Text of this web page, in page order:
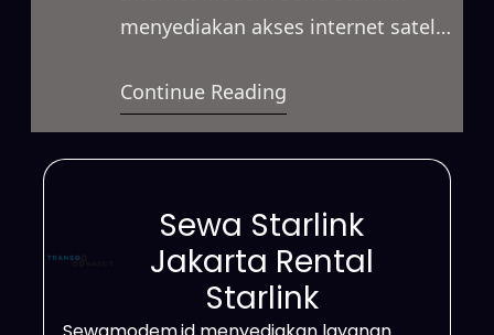
menyediakan akses internet satelit
digunakan dalam berbagai situasi.
Selain itu, layanan ini sesuai untuk
kebutuhan bisnis, proyek
pemakaian pribadi dengan sistem
yang fleksibel. Bahkan,
jaringannya mampu menjangkau
Continue Reading
Sewa Starlink
Jakarta Rental
Starlink